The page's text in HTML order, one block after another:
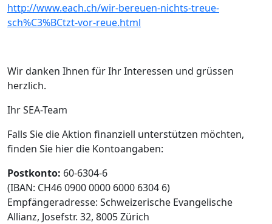
http://www.each.ch/wir-bereuen-nichts-treue-
sch%C3%BCtzt-vor-reue.html
Wir danken Ihnen für Ihr Interessen und grüssen
herzlich.
Ihr SEA-Team
Falls Sie die Aktion finanziell unterstützen möchten,
finden Sie hier die Kontoangaben:
Postkonto: 60-6304-6
(IBAN: CH46 0900 0000 6000 6304 6)
Empfängeradresse: Schweizerische Evangelische
Allianz, Josefstr. 32, 8005 Zürich